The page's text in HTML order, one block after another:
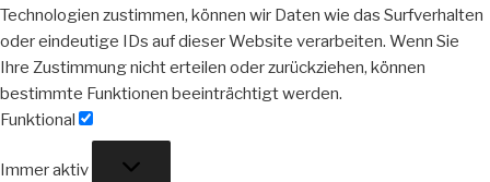
Technologien zustimmen, können wir Daten wie das Surfverhalten
oder eindeutige IDs auf dieser Website verarbeiten. Wenn Sie
Ihre Zustimmung nicht erteilen oder zurückziehen, können
bestimmte Funktionen beeinträchtigt werden.
Funktional
Immer aktiv